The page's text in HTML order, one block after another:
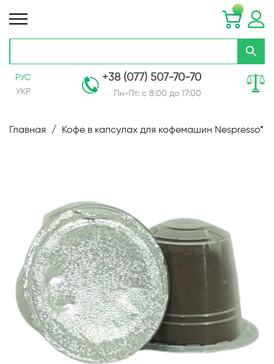
РУС
УКР
+38 (077) 507-70-70
Пн-Пт: с 8:00 до 17:00
Главная Кофе в капсулах для кофемашин Nespresso*
галереям
изображений